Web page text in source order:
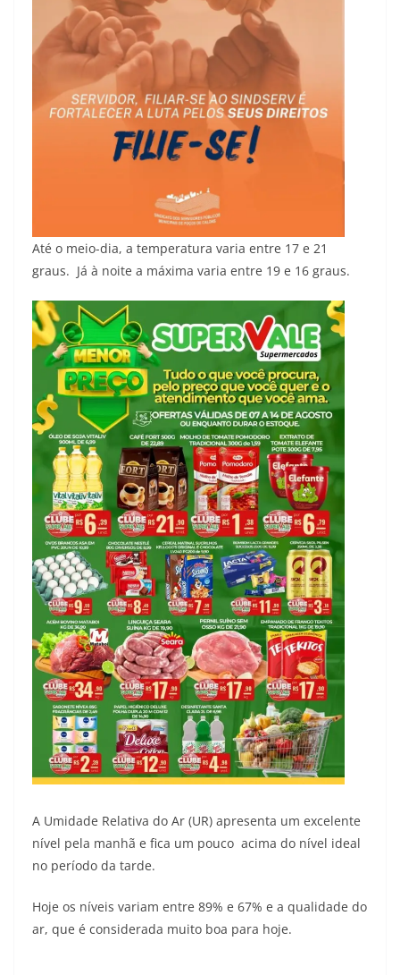
Até o meio-dia, a temperatura varia entre 17 e 21
graus. Já à noite a máxima varia entre 19 e 16 graus.
A Umidade Relativa do Ar (UR) apresenta um excelente
nível pela manhã e fica um pouco acima do nível ideal
no período da tarde.
Hoje os níveis variam entre 89% e 67% e a qualidade do
ar, que é considerada muito boa para hoje.